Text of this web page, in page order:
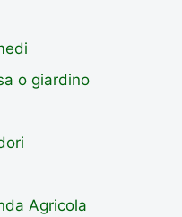
o giardino
Agricola